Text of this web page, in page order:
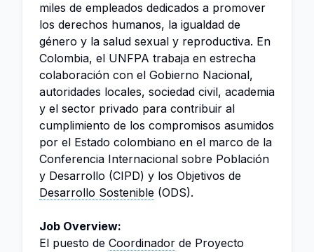
miles de empleados dedicados a promover
los derechos humanos, la igualdad de
género y la salud sexual y reproductiva. En
Colombia, el UNFPA trabaja en estrecha
colaboración con el Gobierno Nacional,
autoridades locales, sociedad civil, academia
y el sector privado para contribuir al
cumplimiento de los compromisos asumidos
por el Estado colombiano en el marco de la
Conferencia Internacional sobre Población
y Desarrollo (CIPD) y los Objetivos de
Desarrollo Sostenible (ODS).
Job Overview:
El puesto de Coordinador de Proyecto